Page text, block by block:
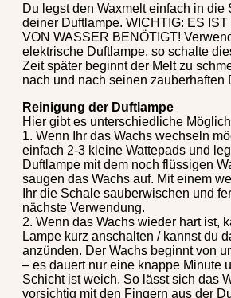
Du legst den Waxmelt einfach in die
deiner Duftlampe. WICHTIG: ES
VON WASSER BENÖTIGT!
elektrische Duftlampe, so schalte
Zeit später beginnt der Melt zu
nach und nach seinen zauberhaften
Reinigung der Duftlampe
Hier gibt es unterschiedliche
1. Wenn Ihr das Wachs wechseln
einfach 2-3 kleine Wattepads und
Duftlampe mit dem noch flüssigen
saugen das Wachs auf. Mit einem
Ihr die Schale sauberwischen und
nächste Verwendung.
2. Wenn das Wachs wieder hart ist,
Lampe kurz anschalten / kannst du
anzünden. Der Wachs beginnt von
– es dauert nur eine knappe Minute
Schicht ist weich. So lässt sich das
vorsichtig mit den Fingern aus der